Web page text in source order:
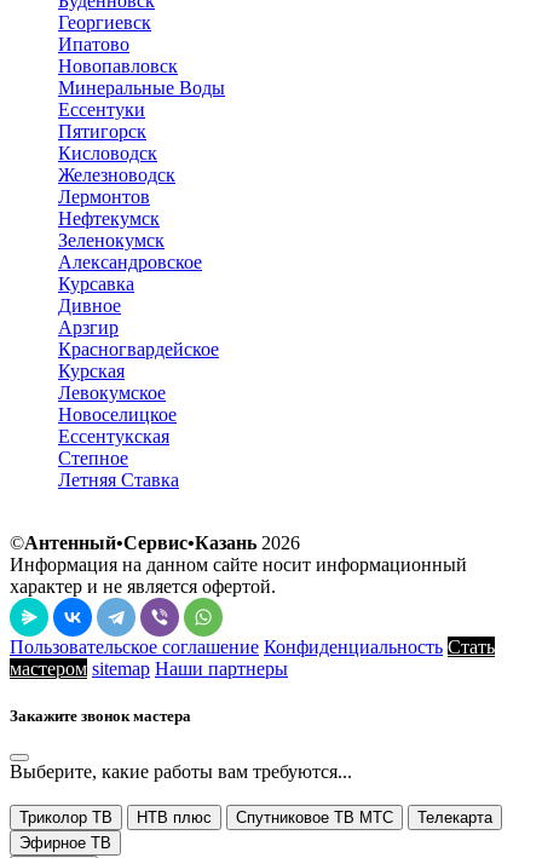
Георгиевск
Ипатово
Новопавловск
Минеральные Воды
Ессентуки
Пятигорск
Кисловодск
Железноводск
Лермонтов
Нефтекумск
Зеленокумск
Александровское
Курсавка
Дивное
Арзгир
Красногвардейское
Курская
Левокумское
Новоселицкое
Ессентукская
Степное
Летняя Ставка
©Антенный•Сервис•Казань 2026
Информация на данном сайте носит информационный
характер и не является офертой.
Пользовательское соглашение Конфиденциальность Стать
мастером sitemap Наши партнеры
Закажите звонок мастера
Выберите, какие работы вам требуются...
Триколор ТВ НТВ плюс Спутниковое ТВ МТС
Телекарта
Эфирное ТВ